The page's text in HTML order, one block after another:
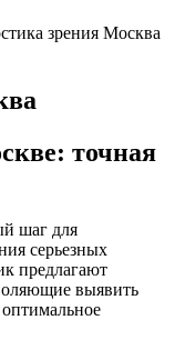
зрения Москва
точная
шаг для
серьезных
предлагают
выявить